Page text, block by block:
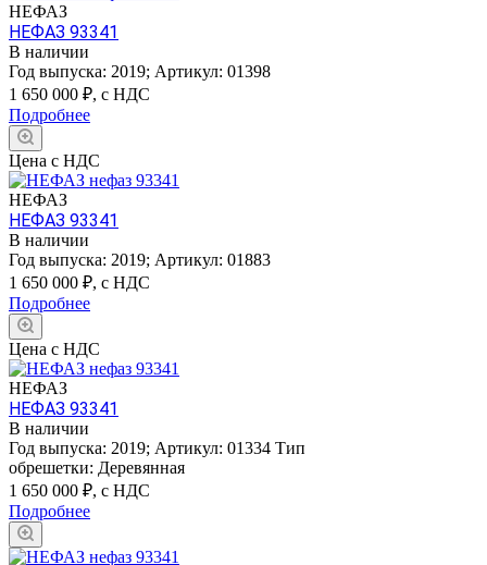
НЕФАЗ
НЕФАЗ 93341
В наличии
Год выпуска: 2019; Артикул: 01398
1 650 000 ₽, с НДС
Подробнее
Цена с НДС
НЕФАЗ
НЕФАЗ 93341
В наличии
Год выпуска: 2019; Артикул: 01883
1 650 000 ₽, с НДС
Подробнее
Цена с НДС
НЕФАЗ
НЕФАЗ 93341
В наличии
Год выпуска: 2019; Артикул: 01334 Тип
обрешетки: Деревянная
1 650 000 ₽, с НДС
Подробнее